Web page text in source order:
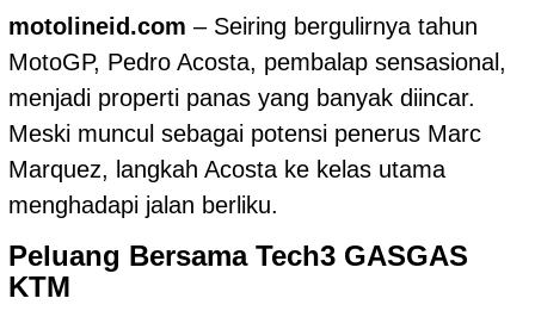
motolineid.com – Seiring bergulirnya tahun
MotoGP, Pedro Acosta, pembalap sensasional,
menjadi properti panas yang banyak diincar.
Meski muncul sebagai potensi penerus Marc
Marquez, langkah Acosta ke kelas utama
menghadapi jalan berliku.
Peluang Bersama Tech3 GASGAS
KTM